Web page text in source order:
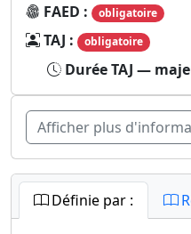
FAED : obligatoire
TAJ : obligatoire
Durée TAJ —
Afficher plus
Définie par :